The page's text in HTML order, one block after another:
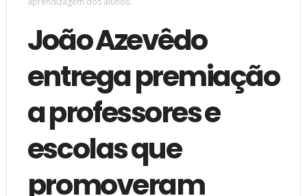
João Azevêdo
entrega premiação
a professores e
escolas que
promoveram